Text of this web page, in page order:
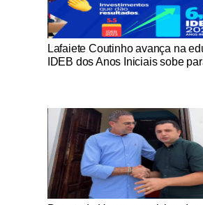
Notícias Católicas
Lafaiete Coutinho avança na
IDEB dos Anos Iniciais sobe
Notícias Católicas